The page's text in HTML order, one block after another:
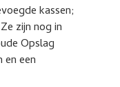
kassen;
zijn nog in
Opslag
een